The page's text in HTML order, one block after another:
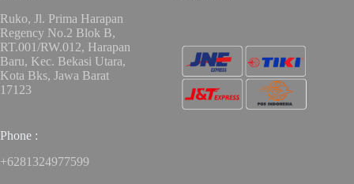
Ruko, Jl. Prima Harapan
Regency No.2 Blok B,
RT.001/RW.012, Harapan
Baru, Kec. Bekasi Utara,
Kota Bks, Jawa Barat
17123
Phone :
+6281324977599